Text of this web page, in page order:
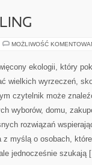
MOŻLIWOŚĆ
ekologii, który
wielkich wyrzeczeń,
czytelnik może
wyborów, domu,
rozwiązań
z myślą o osobach,
jednocześnie